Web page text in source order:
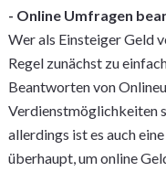
- Online Umfragen
Wer als Einsteiger Geld
Regel zunächst zu
Beantworten von
Verdienstmöglichkeiten
allerdings ist es auch
überhaupt, um online